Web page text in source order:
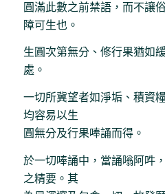
圓滿此數之前禁語，而不讓
障可生也。
生圓次第無分、修行果猶如
處。
一切所冀望者如淨垢、積資
均容易以生
圓無分及行果唪誦而得。
於一切唪誦中，當誦嗡阿吽
之精要。其